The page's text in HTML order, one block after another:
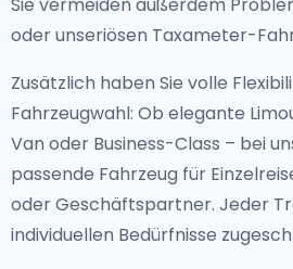
oder unseriösen Taxameter-
Zusätzlich haben Sie volle
Fahrzeugwahl: Ob elegante
Van oder Business-Class – bei
passende Fahrzeug für
oder Geschäftspartner. Jeder
individuellen Bedürfnisse